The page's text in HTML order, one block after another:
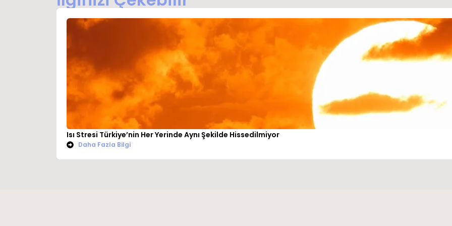
Isı Stresi Türkiye’nin Her Yerinde Aynı Şekilde Hissedilmiyor
Daha Fazla Bilgi